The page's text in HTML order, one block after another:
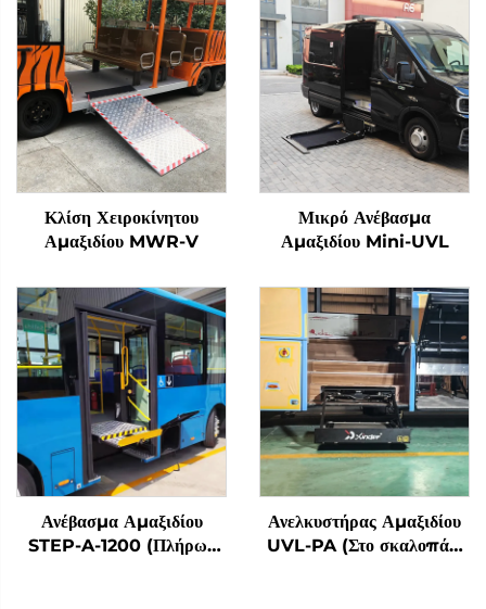
Κλίση Χειροκίνητου
Αμαξιδίου MWR-V
Μικρό Ανέβασμα
Αμαξιδίου Mini-UVL
Ανέβασμα Αμαξιδίου
STEP-A-1200 (Πλήρως
Ανελκυστήρας Αμαξιδίου
UVL-PA (Στο σκαλοπάτι